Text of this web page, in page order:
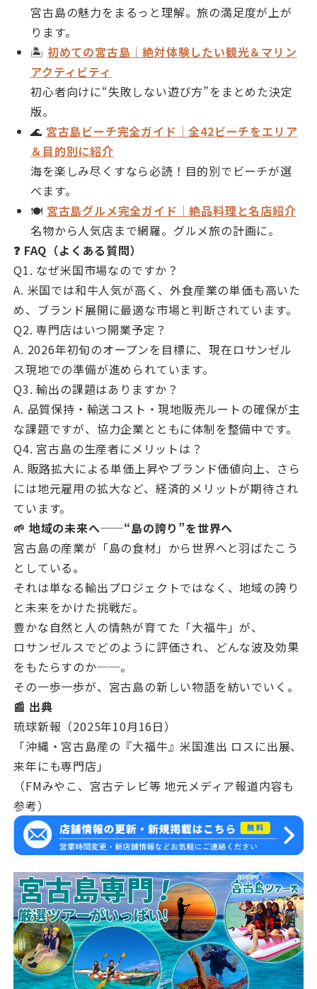
宮古島の魅力をまるっと理解。旅の満足度が上が
ります。
🏝 初めての宮古島｜絶対体験したい観光＆マリン
アクティビティ
初心者向けに“失敗しない遊び方”をまとめた決定
版。
🌊 宮古島ビーチ完全ガイド｜全42ビーチをエリア
＆目的別に紹介
海を楽しみ尽くすなら必読！目的別でビーチが選
べます。
🍽 宮古島グルメ完全ガイド｜絶品料理と名店紹介
名物から人気店まで網羅。グルメ旅の計画に。
❓ FAQ（よくある質問）
Q1. なぜ米国市場なのですか？
A. 米国では和牛人気が高く、外食産業の単価も高いた
め、ブランド展開に最適な市場と判断されています。
Q2. 専門店はいつ開業予定？
A. 2026年初旬のオープンを目標に、現在ロサンゼル
ス現地での準備が進められています。
Q3. 輸出の課題はありますか？
A. 品質保持・輸送コスト・現地販売ルートの確保が主
な課題ですが、協力企業とともに体制を整備中です。
Q4. 宮古島の生産者にメリットは？
A. 販路拡大による単価上昇やブランド価値向上、さら
には地元雇用の拡大など、経済的メリットが期待され
ています。
🌱 地域の未来へ──“島の誇り”を世界へ
宮古島の産業が「島の食材」から世界へと羽ばたこう
としている。
それは単なる輸出プロジェクトではなく、地域の誇り
と未来をかけた挑戦だ。
豊かな自然と人の情熱が育てた「大福牛」が、
ロサンゼルスでどのように評価され、どんな波及効果
をもたらすのか──。
その一歩一歩が、宮古島の新しい物語を紡いでいく。
📰 出典
琉球新報（2025年10月16日）
「沖縄・宮古島産の『大福牛』米国進出 ロスに出展、
来年にも専門店」
（FMみやこ、宮古テレビ等 地元メディア報道内容も
参考）